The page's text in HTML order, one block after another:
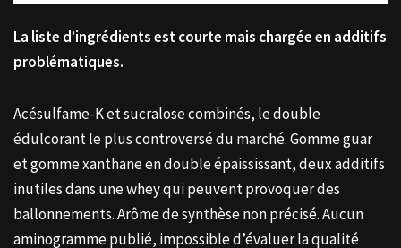
La liste d’ingrédients est courte mais chargée en additifs
problématiques.
Acésulfame-K et sucralose combinés, le double
édulcorant le plus controversé du marché. Gomme guar
et gomme xanthane en double épaississant, deux additifs
inutiles dans une whey qui peuvent provoquer des
ballonnements. Arôme de synthèse non précisé. Aucun
aminogramme publié, impossible d’évaluer la qualité